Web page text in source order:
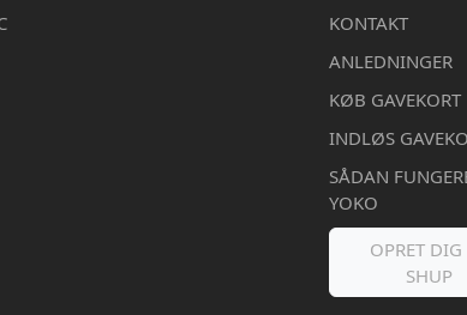
KONTAKT
ANLEDNINGER
KØB GAVEKORT
INDLØS
SÅDAN
YOKO
OPRET DIG
SHUP